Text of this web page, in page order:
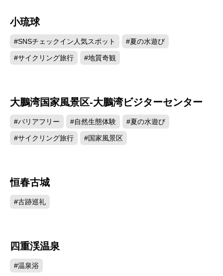
小琉球
#SNSチェックイン人気スポット #夏の水遊び
#サイクリング旅行 #地質奇観
77589
大鵬湾国家風景区-大鵬湾ビジターセンター
#バリアフリー #自然生態体験 #夏の水遊び
#サイクリング旅行 #国家風景区
恒春古城
#古跡巡礼
四重渓温泉
#温泉浴